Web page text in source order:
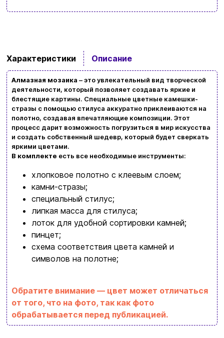
Характеристики Описание
Алмазная мозаика – это увлекательный вид творческой
деятельности, который позволяет создавать яркие и
блестящие картины. Специальные цветные камешки-
стразы с помощью стилуса аккуратно приклеиваются на
полотно, создавая впечатляющие композиции. Этот
процесс дарит возможность погрузиться в мир искусства
и создать собственный шедевр, который будет сверкать
яркими цветами.
В комплекте есть все необходимые инструменты:
хлопковое полотно с клеевым слоем;
камни-стразы;
специальный стилус;
липкая масса для стилуса;
лоток для удобной сортировки камней;
пинцет;
схема соответствия цвета камней и
символов на полотне;
Обратите внимание — цвет может отличаться
от того, что на фото, так как фото
обрабатывается перед публикацией.
Новости и статьи
Возврат и обмен товаров
Политика конфиденциальности
Контакты
+380996393746
+380634324164
Заказать звонок
kubix.boardgames@gmail.com
Язык сайта:
UAㅤ RU
Ваша корзина сейчас пуста
Просмотрите ассортимент нашего магазина и
вы обязательно найдете что-нибудь
интересное